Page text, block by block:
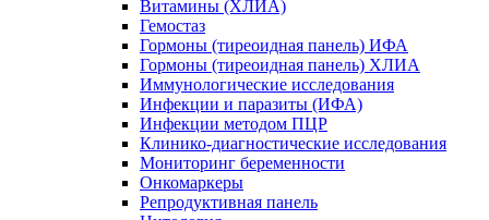
Витамины (ХЛИА)
Гемостаз
Гормоны (тиреоидная панель) ИФА
Гормоны (тиреоидная панель) ХЛИА
Иммунологические исследования
Инфекции и паразиты (ИФА)
Инфекции методом ПЦР
Клинико-диагностические исследования
Мониторинг беременности
Онкомаркеры
Репродуктивная панель